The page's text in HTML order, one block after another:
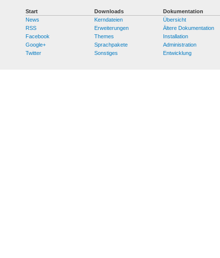
Start
News
RSS
Facebook
Google+
Twitter
Downloads
Kerndateien
Erweiterungen
Themes
Sprachpakete
Sonstiges
Dokumentation
Übersicht
Ältere Dokumentation
Installation
Administration
Entwicklung